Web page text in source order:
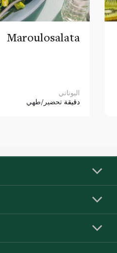
Maroulosalata
اليوناني
دقيقة تحضير/طهي